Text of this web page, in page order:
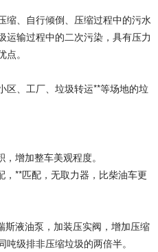
缩、自行倾倒、压缩过程中的污水
运输过程中的二次污染，具有压力
。
区、工厂、垃圾转运**等场地的垃
增加整车美观程度。
，**匹配，无取力器，比柴油车更
斯液油泵，加装压实阀，增加压缩
级排非压缩垃圾的两倍半。